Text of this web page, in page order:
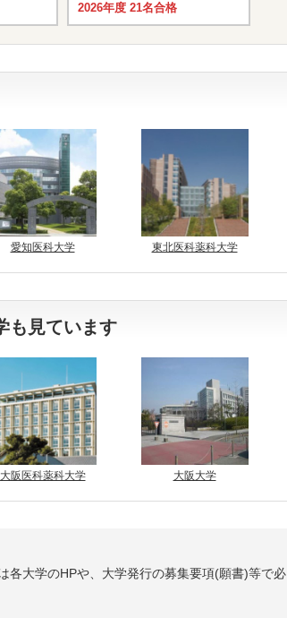
2026年度 21名合格
愛知医科大学 東北医科薬科大学
も見ています
大阪医科薬科大学 大阪大学
各大学のHPや、大学発行の募集要項(願書)等で必